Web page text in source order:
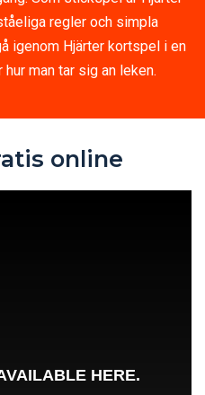
regler och simpla
igenom Hjärter kortspel i en
man tar sig an leken.
online